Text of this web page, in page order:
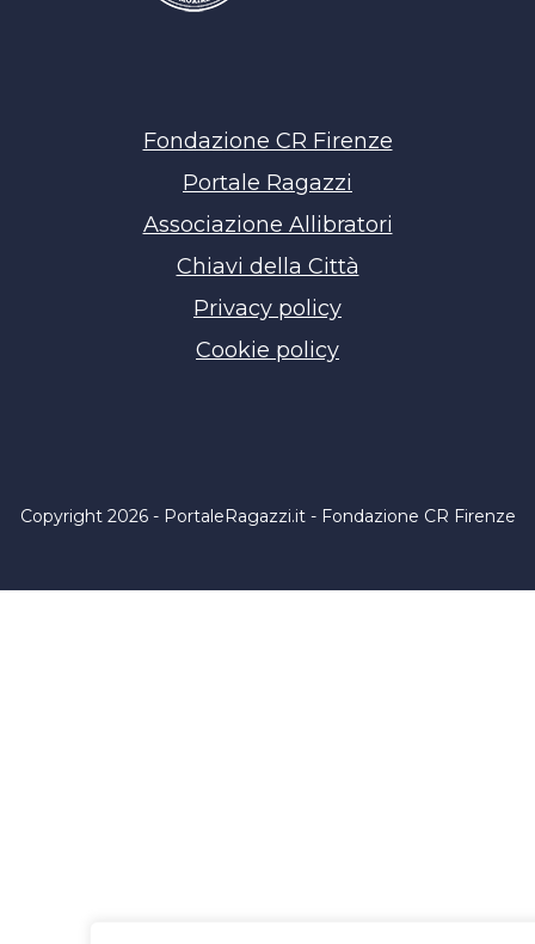
Fondazione CR Firenze
Portale Ragazzi
Associazione Allibratori
Chiavi della Città
Privacy policy
Cookie policy
Copyright 2026 - PortaleRagazzi.it - Fondazione CR Firenze